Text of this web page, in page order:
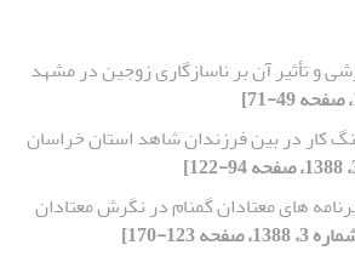
و تأثیر آن بر ناسازگاری زوجین در مشهد
کار در بین فرزندان شاهد استان خراسان
های معتادان گمنام در نگرش معتادان